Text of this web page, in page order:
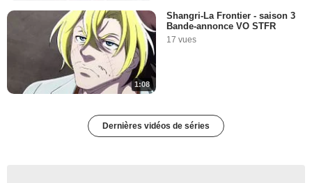
1:08
Shangri-La Frontier - saison 3
Bande-annonce VO STFR
17 vues
Dernières vidéos de séries